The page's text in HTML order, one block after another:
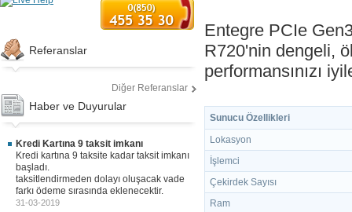
Referanslar
Diğer Referanslar
Haber ve Duyurular
Kredi Kartına 9 taksit imkanı
Kredi kartına 9 taksite kadar taksit imkanı
başladı.
taksitlendirmeden dolayı oluşacak vade
farkı ödeme sırasında eklenecektir.
31-03-2019
Entegre PCIe
R720'nin dengeli,
performansınızı
Sunucu Özellikleri
Lokasyon
İşlemci
Çekirdek Sayısı
Ram